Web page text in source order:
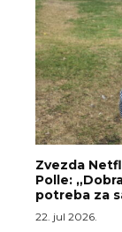
Zvezda
Polle:
potreba za
22. jul 2026.